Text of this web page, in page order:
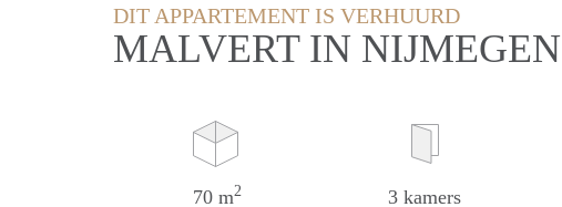
DIT APPARTEMENT IS VERHUURD
MALVERT IN NIJMEGEN
70 m2 3 kamers